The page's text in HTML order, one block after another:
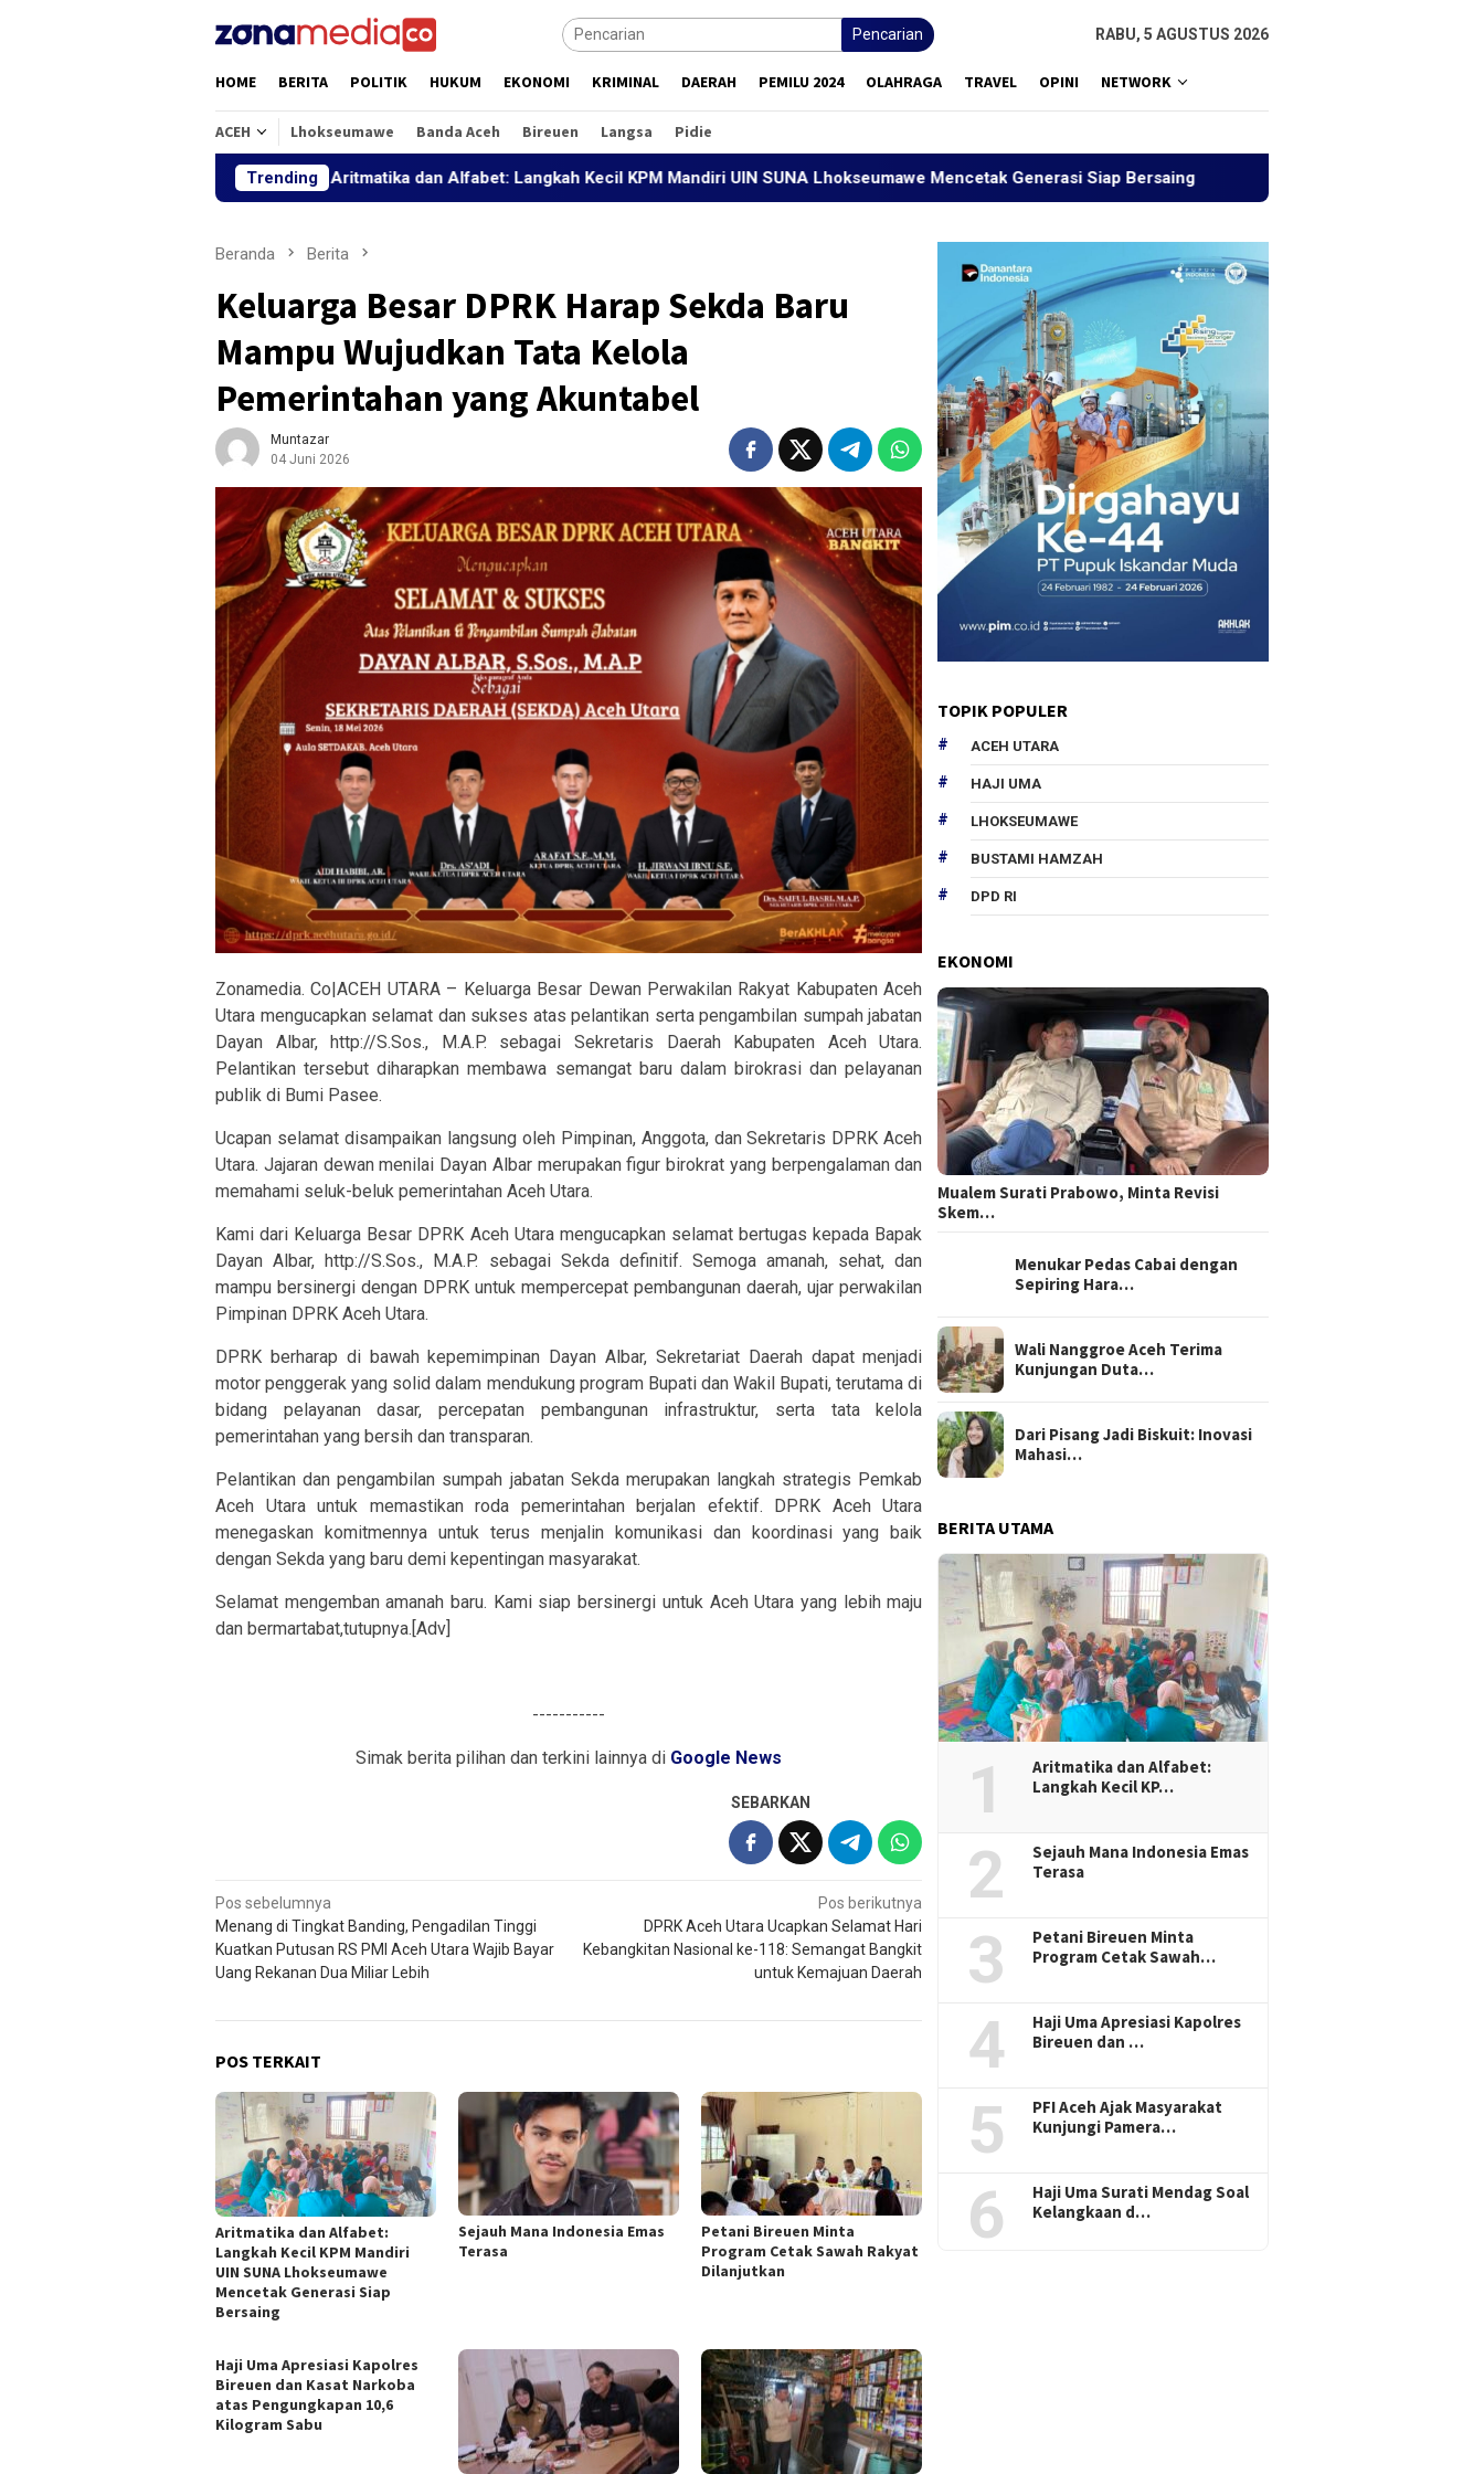
Pencarian RABU, 5 AGUSTUS 2026
HOME BERITA POLITIK HUKUM EKONOMI KRIMINAL DAERAH PEMILU 2024 OLAHRAGA TRAVEL OPINI NETWORK
ACEH Lhokseumawe Banda Aceh Bireuen Langsa Pidie
Trending
Aritmatika dan Alfabet: Langkah Kecil KPM Mandiri UIN SUNA Lhokseumawe Mencetak Generasi Siap Bersaing Sejauh Mana Indonesia Emas Terasa
Beranda Berita
Keluarga Besar DPRK Harap Sekda Baru
Mampu Wujudkan Tata Kelola
Pemerintahan yang Akuntabel
Muntazar
04 Juni 2026
Zonamedia. Co|ACEH UTARA – Keluarga Besar Dewan Perwakilan Rakyat Kabupaten Aceh
Utara mengucapkan selamat dan sukses atas pelantikan serta pengambilan sumpah jabatan
Dayan Albar, http://S.Sos., M.A.P. sebagai Sekretaris Daerah Kabupaten Aceh Utara.
Pelantikan tersebut diharapkan membawa semangat baru dalam birokrasi dan pelayanan
publik di Bumi Pasee.
Ucapan selamat disampaikan langsung oleh Pimpinan, Anggota, dan Sekretaris DPRK Aceh
Utara. Jajaran dewan menilai Dayan Albar merupakan figur birokrat yang berpengalaman dan
memahami seluk-beluk pemerintahan Aceh Utara.
Kami dari Keluarga Besar DPRK Aceh Utara mengucapkan selamat bertugas kepada Bapak
Dayan Albar, http://S.Sos., M.A.P. sebagai Sekda definitif. Semoga amanah, sehat, dan
mampu bersinergi dengan DPRK untuk mempercepat pembangunan daerah, ujar perwakilan
Pimpinan DPRK Aceh Utara.
DPRK berharap di bawah kepemimpinan Dayan Albar, Sekretariat Daerah dapat menjadi
motor penggerak yang solid dalam mendukung program Bupati dan Wakil Bupati, terutama di
bidang pelayanan dasar, percepatan pembangunan infrastruktur, serta tata kelola
pemerintahan yang bersih dan transparan.
Pelantikan dan pengambilan sumpah jabatan Sekda merupakan langkah strategis Pemkab
Aceh Utara untuk memastikan roda pemerintahan berjalan efektif. DPRK Aceh Utara
menegaskan komitmennya untuk terus menjalin komunikasi dan koordinasi yang baik
dengan Sekda yang baru demi kepentingan masyarakat.
Selamat mengemban amanah baru. Kami siap bersinergi untuk Aceh Utara yang lebih maju
dan bermartabat,tutupnya.[Adv]
-----------
Simak berita pilihan dan terkini lainnya di Google News
SEBARKAN
Navigasi
pos
Pos sebelumnya
Menang di Tingkat Banding, Pengadilan Tinggi
Kuatkan Putusan RS PMI Aceh Utara Wajib Bayar
Uang Rekanan Dua Miliar Lebih
Pos berikutnya
DPRK Aceh Utara Ucapkan Selamat Hari
Kebangkitan Nasional ke-118: Semangat Bangkit
untuk Kemajuan Daerah
POS TERKAIT
Aritmatika dan Alfabet:
Langkah Kecil KPM Mandiri
UIN SUNA Lhokseumawe
Mencetak Generasi Siap
Bersaing
Sejauh Mana Indonesia Emas
Terasa
Petani Bireuen Minta
Program Cetak Sawah Rakyat
Dilanjutkan
Haji Uma Apresiasi Kapolres
Bireuen dan Kasat Narkoba
atas Pengungkapan 10,6
Kilogram Sabu
TOPIK POPULER
ACEH UTARA
HAJI UMA
LHOKSEUMAWE
BUSTAMI HAMZAH
DPD RI
EKONOMI
Mualem Surati Prabowo, Minta Revisi
Skem…
Menukar Pedas Cabai dengan
Sepiring Hara…
Wali Nanggroe Aceh Terima
Kunjungan Duta…
Dari Pisang Jadi Biskuit: Inovasi
Mahasi…
BERITA UTAMA
1
Aritmatika dan Alfabet:
Langkah Kecil KP…
2
Sejauh Mana Indonesia Emas
Terasa
3
Petani Bireuen Minta
Program Cetak Sawah…
4
Haji Uma Apresiasi Kapolres
Bireuen dan …
5
PFI Aceh Ajak Masyarakat
Kunjungi Pamera…
6
Haji Uma Surati Mendag Soal
Kelangkaan d…